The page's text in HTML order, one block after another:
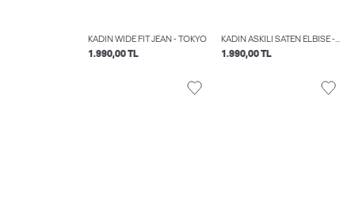
KADIN WIDE FIT JEAN - TOKYO
1.990,00 TL
KADIN ASKILI SATEN ELBISE - BILLY
1.990,00 TL